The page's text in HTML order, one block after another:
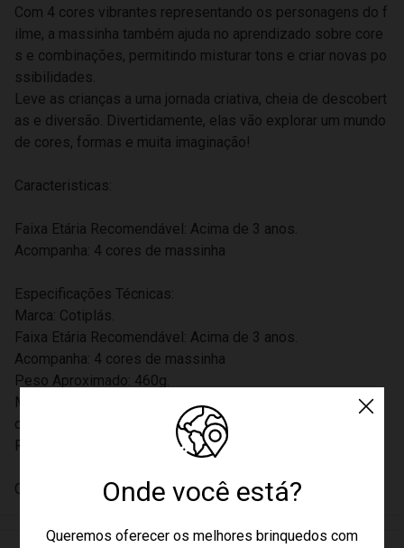
Onde você está?
Queremos oferecer os melhores brinquedos com
Com 4 cores vibrantes representando os personagens do f
ilme, a massinha também ajuda no aprendizado sobre core
s e combinações, permitindo misturar tons e criar novas po
ssibilidades.
Leve as crianças a uma jornada criativa, cheia de descobert
as e diversão. Divertidamente, elas vão explorar um mundo
de cores, formas e muita imaginação!
Caracteristicas:
Faixa Etária Recomendável: Acima de 3 anos.
Acompanha: 4 cores de massinha
Especificações Técnicas:
Marca: Cotiplás.
Faixa Etária Recomendável: Acima de 3 anos.
Acompanha: 4 cores de massinha
Peso Aproximado: 460g.
Medidas Aproximadas da Embalagem (AxLxC): 8 x 28 x 6,5
cm.
Ref.: 2850.
Certificado INMETRO: IOB 9693/2022 0006 - OCP0006.